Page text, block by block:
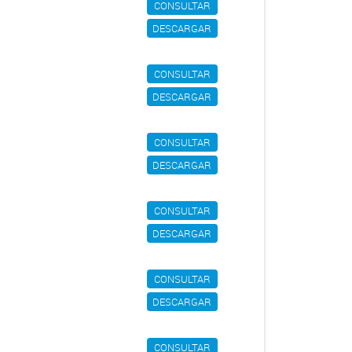
CONSULTAR
DESCARGAR
CONSULTAR
DESCARGAR
CONSULTAR
DESCARGAR
CONSULTAR
DESCARGAR
CONSULTAR
DESCARGAR
CONSULTAR